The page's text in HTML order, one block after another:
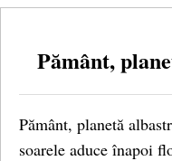
Pământ,
Pământ, planetă
soarele aduce înapoi